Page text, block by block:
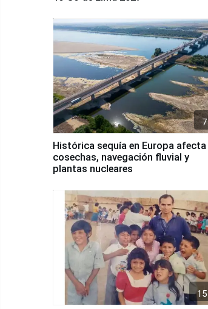
7
Histórica sequía en Europa afecta
cosechas, navegación fluvial y
plantas nucleares
15